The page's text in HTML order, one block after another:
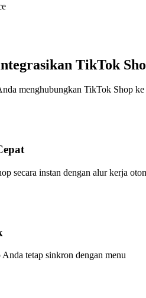
TikTok
menghubungkan TikTok Shop
secara instan dengan alur kerja
tetap sinkron dengan menu